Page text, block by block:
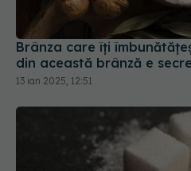
Brânza care îți
din această brânză e
13 ian 2025, 12:51